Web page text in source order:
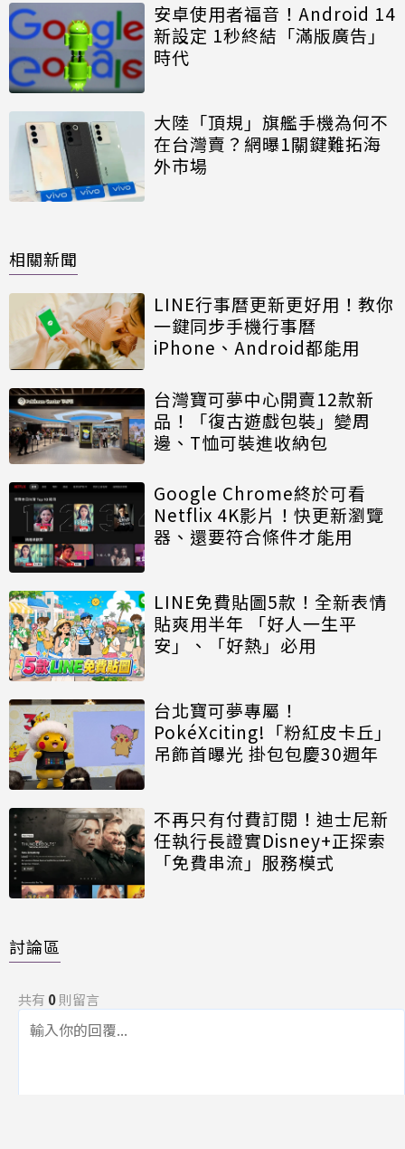
安卓使用者福音！Android 14
新設定 1秒終結「滿版廣告」
時代
大陸「頂規」旗艦手機為何不
在台灣賣？網曝1關鍵難拓海
外市場
相關新聞
LINE行事曆更新更好用！教你
一鍵同步手機行事曆
iPhone、Android都能用
台灣寶可夢中心開賣12款新
品！「復古遊戲包裝」變周
邊、T恤可裝進收納包
Google Chrome終於可看
Netflix 4K影片！快更新瀏覽
器、還要符合條件才能用
LINE免費貼圖5款！全新表情
貼爽用半年 「好人一生平
安」、「好熱」必用
台北寶可夢專屬！
PokéXciting!「粉紅皮卡丘」
吊飾首曝光 掛包包慶30週年
不再只有付費訂閱！迪士尼新
任執行長證實Disney+正探索
「免費串流」服務模式
討論區
共有 0則留言